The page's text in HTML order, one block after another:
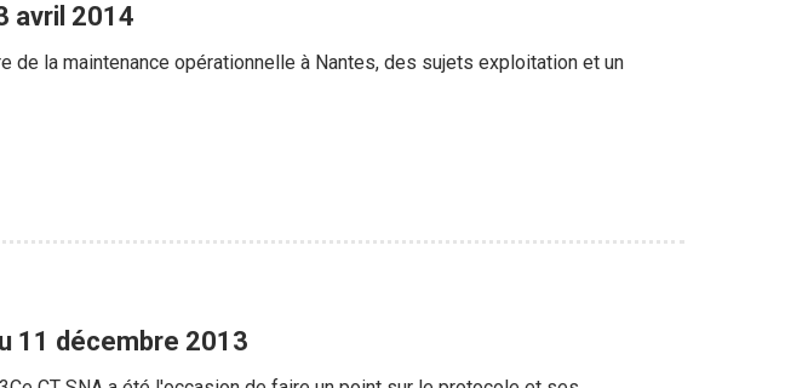
avril 2014
la maintenance opérationnelle à Nantes, des sujets exploitation et un
11 décembre 2013